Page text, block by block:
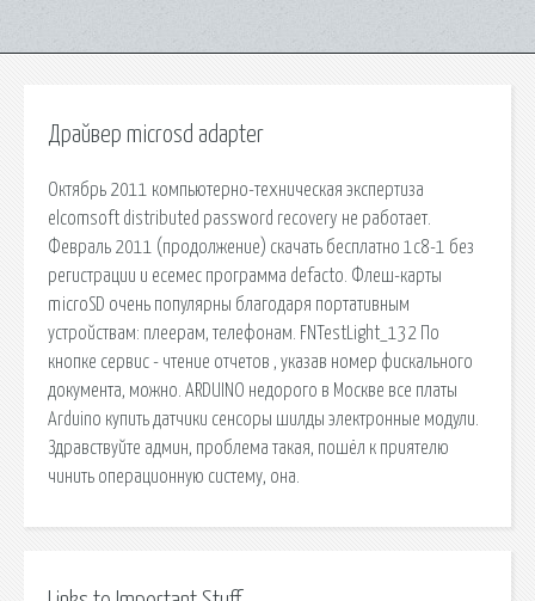
Драйвер microsd adapter
Октябрь 2011 компьютерно-техническая экспертиза
elcomsoft distributed password recovery не работает.
Февраль 2011 (продолжение) скачать бесплатно 1с8-1 без
регистрации и есемес программа defacto. Флеш-карты
microSD очень популярны благодаря портативным
устройствам: плеерам, телефонам. FNTestLight_132 По
кнопке сервис - чтение отчетов , указав номер фискального
документа, можно. ARDUINO недорого в Москве все платы
Arduino купить датчики сенсоры шилды электронные модули.
Здравствуйте админ, проблема такая, пошёл к приятелю
чинить операционную систему, она.